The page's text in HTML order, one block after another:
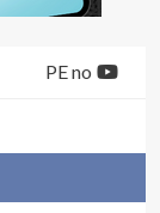
PE no